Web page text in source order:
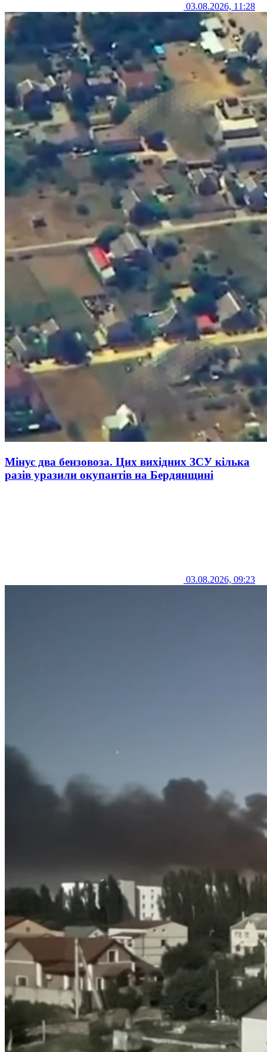
03.08.2026, 11:28
Мінус два бензовоза. Цих вихідних ЗСУ кілька
разів уразили окупантів на Бердянщині
03.08.2026, 09:23